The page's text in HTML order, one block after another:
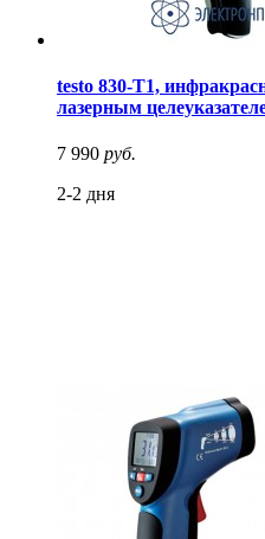
testo 830-T1,
лазерным
7 990 руб.
2-2 дня